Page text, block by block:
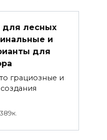
лесных
и
для
грациозные и
389к.